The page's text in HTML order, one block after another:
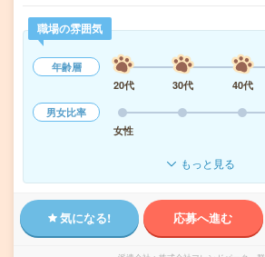
職場の雰囲気
年齢層
20代
30代 40代
男女比率
女性
もっと見る
気になる! 応募へ進む